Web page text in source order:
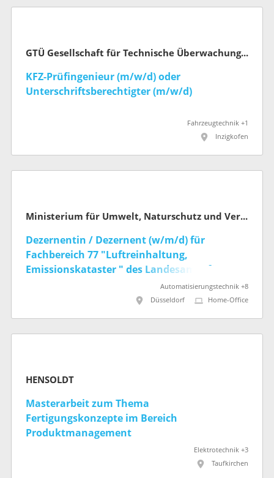
GTÜ Gesellschaft für Technische Überwachung mbH
KFZ-Prüfingenieur (m/w/d) oder
Unterschriftsberechtigter (m/w/d)
Fahrzeugtechnik +1
Inzigkofen
Ministerium für Umwelt, Naturschutz und Verkehr des Landes Nordrhein-Westfalen
Dezernentin / Dezernent (w/m/d) für
Fachbereich 77 "Luftreinhaltung,
Emissionskataster " des Landesamts für
Natur, Umwelt und Klima NRWAutomatisierungstechnik +8
Düsseldorf
Home-Office
HENSOLDT
Masterarbeit zum Thema
Fertigungskonzepte im Bereich
Produktmanagement
Elektrotechnik +3
Taufkirchen